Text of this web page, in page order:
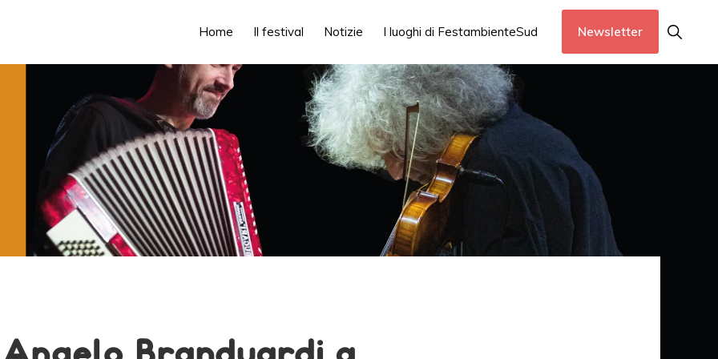
Home Il festival Notizie I luoghi di FestambienteSud Newsletter Show
Search